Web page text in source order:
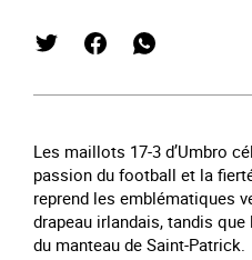
Les maillots 17-3 d’Umbro
passion du football et la
reprend les emblématiques
drapeau irlandais, tandis que
du manteau de Saint-Patrick.